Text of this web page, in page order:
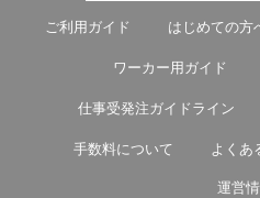
ご利用ガイド はじめての方
ワーカー用ガイド
仕事受発注ガイドライン
手数料について よくあ
運営